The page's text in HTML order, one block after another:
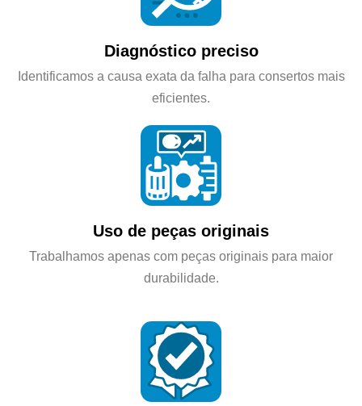
Diagnóstico preciso
Identificamos a causa exata da falha para consertos mais
eficientes.
Uso de peças originais
Trabalhamos apenas com peças originais para maior
durabilidade.